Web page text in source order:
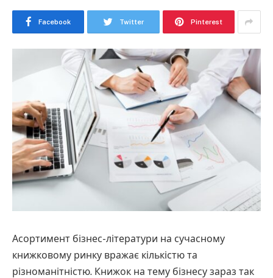
Facebook Twitter Pinterest
Асортимент бізнес-літератури на сучасному
книжковому ринку вражає кількістю та
різноманітністю. Книжок на тему бізнесу зараз так